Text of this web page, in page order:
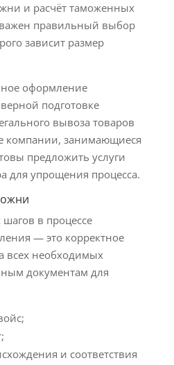
и расчёт таможенных
правильный выбор
зависит размер
оформление
подготовке
вывоза товаров
компании, занимающиеся
предложить услуги
для упрощения процесса.
в процессе
— это корректное
всех необходимых
документам для
и соответствия